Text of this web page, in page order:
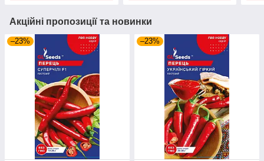
Акційні пропозиції та новинки
–23% –23%